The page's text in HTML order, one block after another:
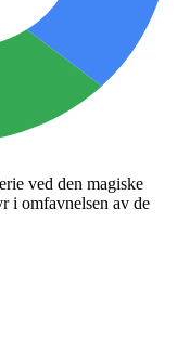
ved den magiske
i omfavnelsen av de